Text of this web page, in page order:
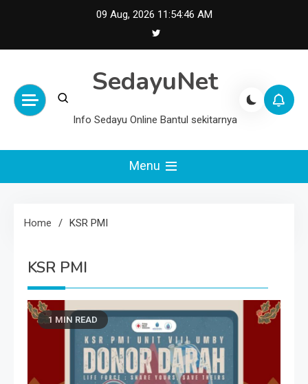
09 Aug, 2026 11:54:46 AM
SedayuNet
Info Sedayu Online Bantul sekitarnya
Menu
Home KSR PMI
KSR PMI
1 MIN READ